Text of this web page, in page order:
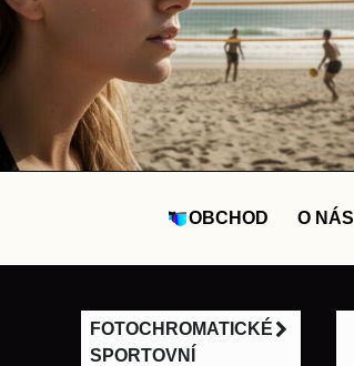
OBCHOD O NÁS
FOTOCHROMATICKÉ
SPORTOVNÍ